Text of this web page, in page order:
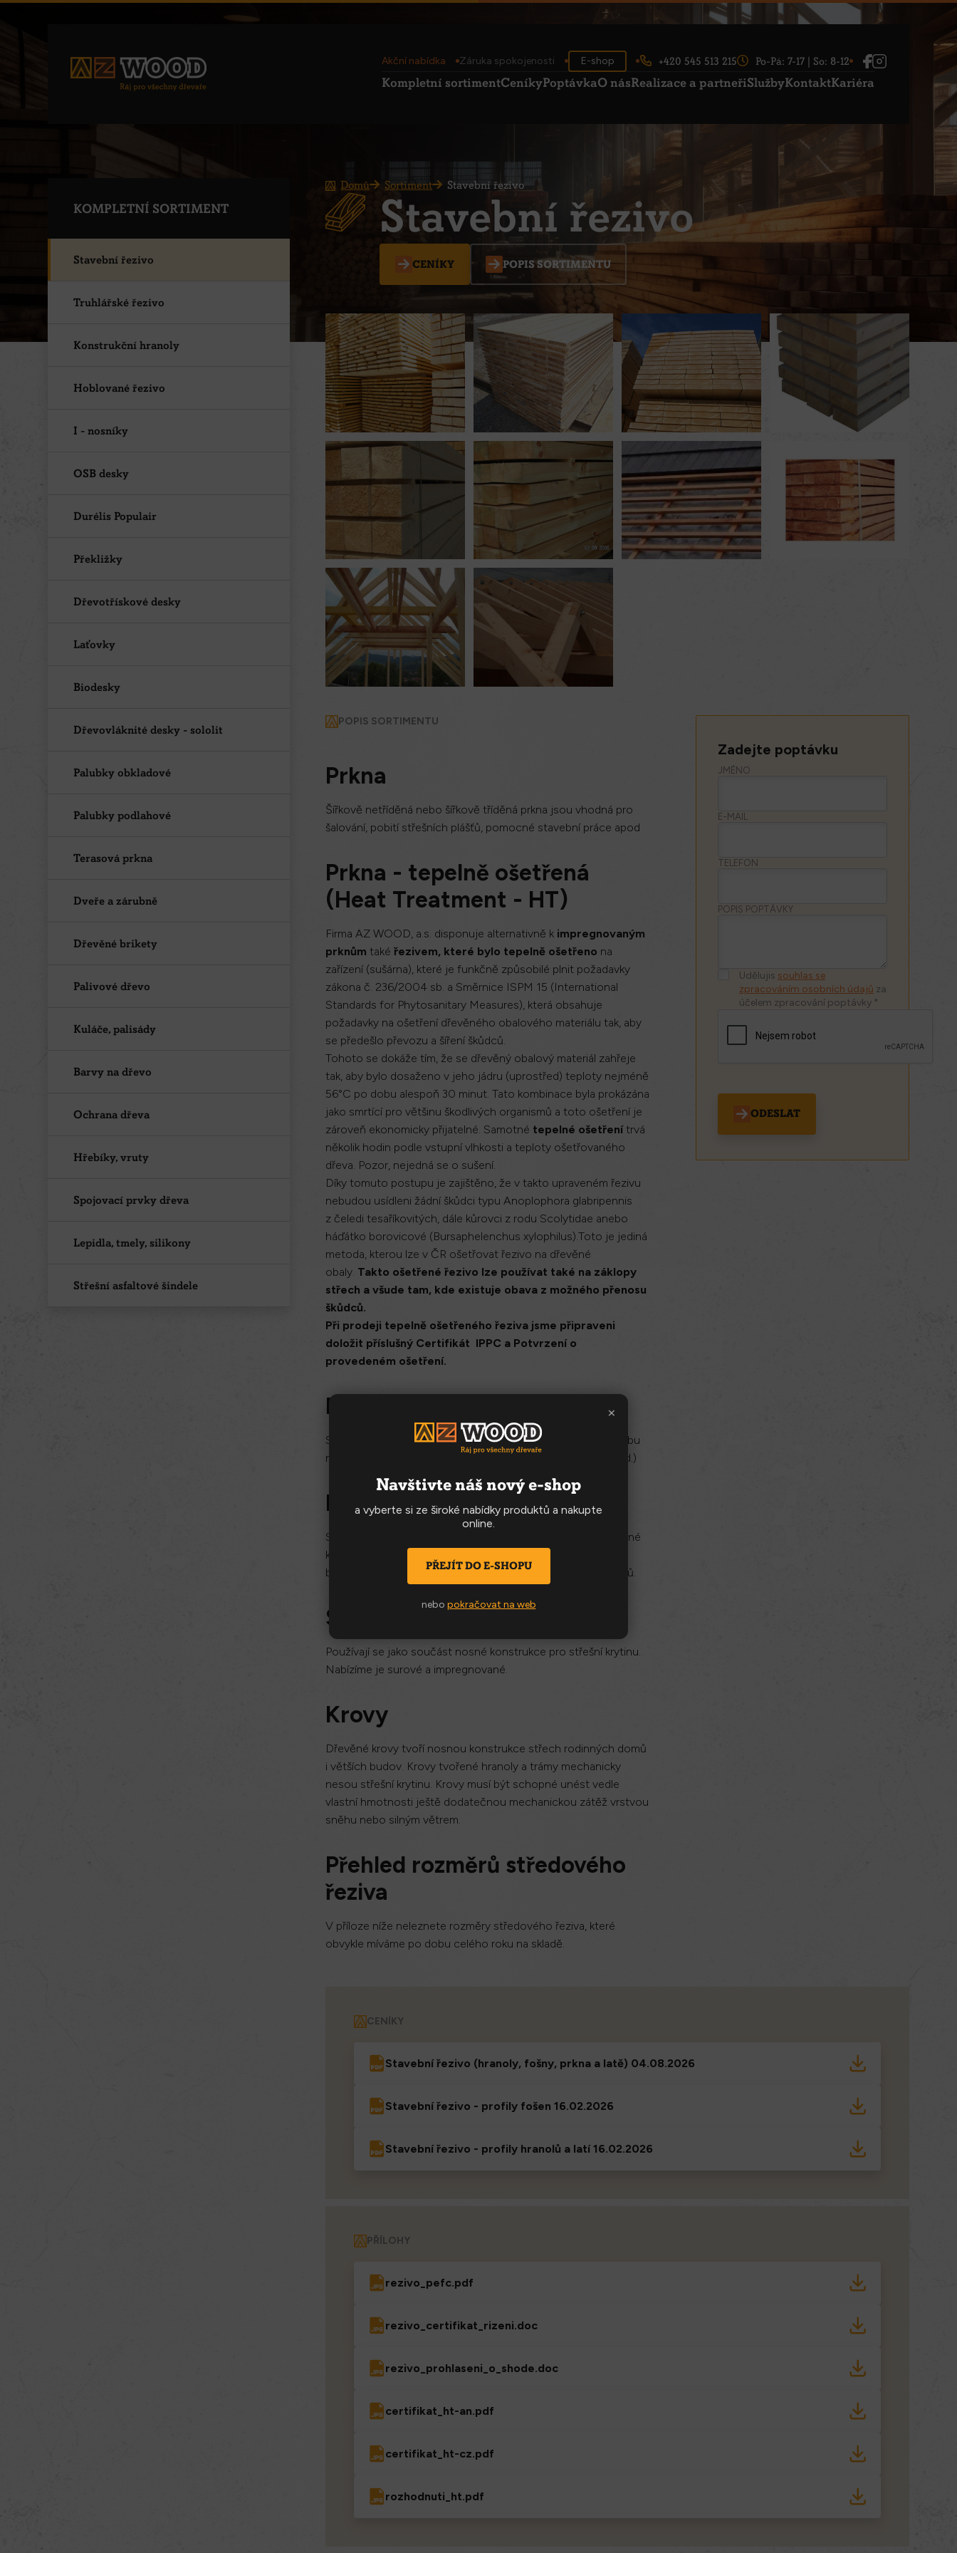
×
Navštivte náš nový e-shop
a vyberte si ze široké nabídky produktů a nakupte
online.
PŘEJÍT DO E-SHOPU
nebo pokračovat na web
Akční nabídka Záruka spokojenosti E-shop +420 545 513 215 Po-Pá: 7-17 | So: 8-12
Kompletní sortimentCeníkyPoptávkaO násRealizace a partneřiSlužbyKontaktKariéra
KOMPLETNÍ SORTIMENT
Stavební řezivo
Truhlářské řezivo
Konstrukční hranoly
Hoblované řezivo
I - nosníky
OSB desky
Durélis Populair
Překližky
Dřevotřískové desky
Laťovky
Biodesky
Dřevovláknité desky - sololit
Palubky obkladové
Palubky podlahové
Terasová prkna
Dveře a zárubně
Dřevěné brikety
Palivové dřevo
Kuláče, palisády
Barvy na dřevo
Ochrana dřeva
Hřebíky, vruty
Spojovací prvky dřeva
Lepidla, tmely, silikony
Střešní asfaltové šindele
Domů Sortiment Stavební řezivo
Stavební řezivo
CENÍKY POPIS SORTIMENTU
POPIS SORTIMENTU
Prkna
Šířkově netříděná nebo šířkově tříděná prkna jsou vhodná pro
šalování, pobití střešních plášťů, pomocné stavební práce apod
Prkna - tepelně ošetřená
(Heat Treatment - HT)
Firma AZ WOOD, a.s. disponuje alternativně k impregnovaným
prknům takéřezivem, které bylo tepelně ošetřeno na
zařízení (sušárna), které je funkčně způsobilé plnit požadavky
zákona č. 236/2004 sb. a Směrnice ISPM 15 (International
Standards for Phytosanitary Measures), která obsahuje
požadavky na ošetření dřevěného obalového materiálu tak, aby
se předešlo převozu a šíření škůdců.
Tohoto se dokáže tím, že se dřevěný obalový materiál zahřeje
tak, aby bylo dosaženo v jeho jádru (uprostřed) teploty nejméně
56°C po dobu alespoň 30 minut. Tato kombinace byla prokázána
jako smrtící pro většinu škodlivých organismů a toto ošetření je
zároveň ekonomicky přijatelné. Samotné tepelné ošetřenítrvá
několik hodin podle vstupní vlhkosti a teploty ošetřovaného
dřeva. Pozor, nejedná se o sušení.
Díky tomuto postupu je zajištěno, že v takto upraveném řezivu
nebudou usídleni žádní škůdci typu Anoplophora glabripennis
z čeledi tesaříkovitých, dále kůrovci z rodu Scolytidae anebo
háďátko borovicové (Bursaphelenchus xylophilus).Toto je jediná
metoda, kterou lze v ČR ošetřovat řezivo na dřevěné
obaly. Takto ošetřené řezivo lze používat také na záklopy
střech a všude tam, kde existuje obava z možného přenosu
škůdců.
Při prodeji tepelně ošetřeného řeziva jsme připraveni
doložit příslušný Certifikát IPPC a Potvrzení o
provedeném ošetření.
Fošny
Standardní stavební materiál, který je možno použít pro výrobu
nosných konstrukcí (střešní konstrukce, pergoly, terasy apod.)
Hranoly
Standardní stavební materiál nejčastěji používaný jako dřevěné
krovy a konstrukce střešních vazeb. Další použití: při výrobě
bednění, podlah, při konstrukci dřevěných pergol nebo stropů.
Střešní latě
Používají se jako součást nosné konstrukce pro střešní krytinu.
Nabízíme je surové a impregnované.
Krovy
Dřevěné krovy tvoří nosnou konstrukce střech rodinných domů
i větších budov. Krovy tvořené hranoly a trámy mechanicky
nesou střešní krytinu. Krovy musí být schopné unést vedle
vlastní hmotnosti ještě dodatečnou mechanickou zátěž vrstvou
sněhu nebo silným větrem.
Přehled rozměrů středového
řeziva
V příloze níže neleznete rozměry středového řeziva, které
obvykle míváme po dobu celého roku na skladě.
Zadejte poptávku
JMÉNO
E-MAIL
TELEFON
POPIS POPTÁVKY
Udělujis souhlas se
zpracováním osobních údajů za
účelem zpracování poptávky *
ODESLAT
CENÍKY
Stavební řezivo (hranoly, fošny, prkna a latě) 04.08.2026
Stavební řezivo - profily fošen 16.02.2026
Stavební řezivo - profily hranolů a latí 16.02.2026
PŘÍLOHY
rezivo_pefc.pdf
rezivo_certifikat_rizeni.doc
rezivo_prohlaseni_o_shode.doc
certifikat_ht-an.pdf
certifikat_ht-cz.pdf
rozhodnuti_ht.pdf